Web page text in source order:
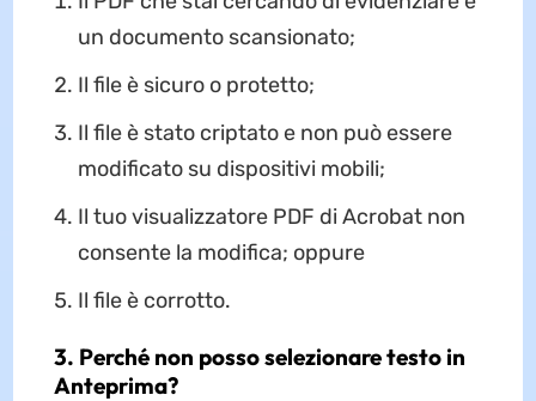
un documento scansionato;
Il file è sicuro o protetto;
Il file è stato criptato e non può essere
modificato su dispositivi mobili;
Il tuo visualizzatore PDF di Acrobat non
consente la modifica; oppure
Il file è corrotto.
3. Perché non posso selezionare testo in
Anteprima?